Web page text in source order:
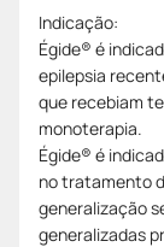
Indicação:
Égide® é
epilepsia
que recebiam
monoterapia.
Égide® é
no tratamento
generalização
generalizadas